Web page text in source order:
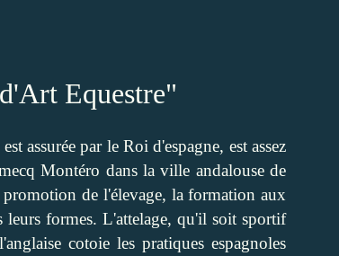
Equestre"
assurée par le Roi d'espagne, est assez
Montéro dans la ville andalouse de
de l'élevage, la formation aux
leurs formes. L'attelage, qu'il soit sportif
cotoie les pratiques espagnoles